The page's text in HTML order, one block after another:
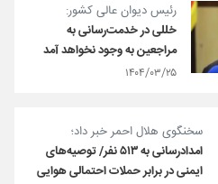
رئیس دیوان عالی کشور:
خللی در خدمت‌رسانی به
مراجعین به وجود نخواهد آمد
۱۴۰۴/۰۳/۲۵
سخنگوی هلال احمر خبر داد؛
امدادرسانی به ۵١٣ نفر/ توصیه‌های
ایمنی در برابر حملات احتمالی هوایی